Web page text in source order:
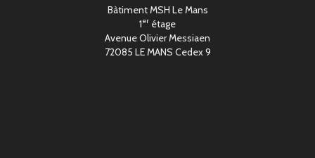
Bàtiment MSH Le Mans
1er étage
Avenue Olivier Messiaen
72085 LE MANS Cedex 9